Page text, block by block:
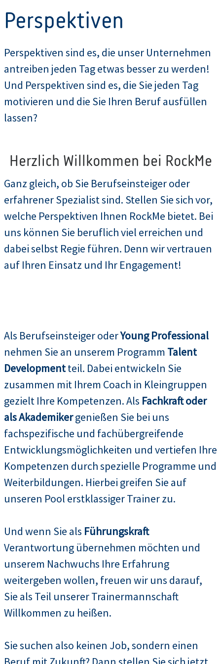
Perspektiven
Perspektiven sind es, die unser Unternehmen
antreiben jeden Tag etwas besser zu werden!
Und Perspektiven sind es, die Sie jeden Tag
motivieren und die Sie Ihren Beruf ausfüllen
lassen?
Herzlich Willkommen bei RockMe
Ganz gleich, ob Sie Berufseinsteiger oder
erfahrener Spezialist sind. Stellen Sie sich vor,
welche Perspektiven Ihnen RockMe bietet. Bei
uns können Sie beruflich viel erreichen und
dabei selbst Regie führen. Denn wir vertrauen
auf Ihren Einsatz und Ihr Engagement!
Als Berufseinsteiger oderYoung Professional
nehmen Sie an unserem Programm Talent
Developmentteil. Dabei entwickeln Sie
zusammen mit Ihrem Coach in Kleingruppen
gezielt Ihre Kompetenzen. Als Fachkraft oder
als Akademikergenießen Sie bei uns
fachspezifische und fachübergreifende
Entwicklungsmöglichkeiten und vertiefen Ihre
Kompetenzen durch spezielle Programme und
Weiterbildungen. Hierbei greifen Sie auf
unseren Pool erstklassiger Trainer zu.
Und wenn Sie als Führungskraft
Verantwortung übernehmen möchten und
unserem Nachwuchs Ihre Erfahrung
weitergeben wollen, freuen wir uns darauf,
Sie als Teil unserer Trainermannschaft
Willkommen zu heißen.
Sie suchen also keinen Job, sondern einen